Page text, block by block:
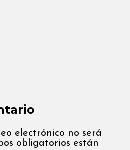
electrónico no será
obligatorios están